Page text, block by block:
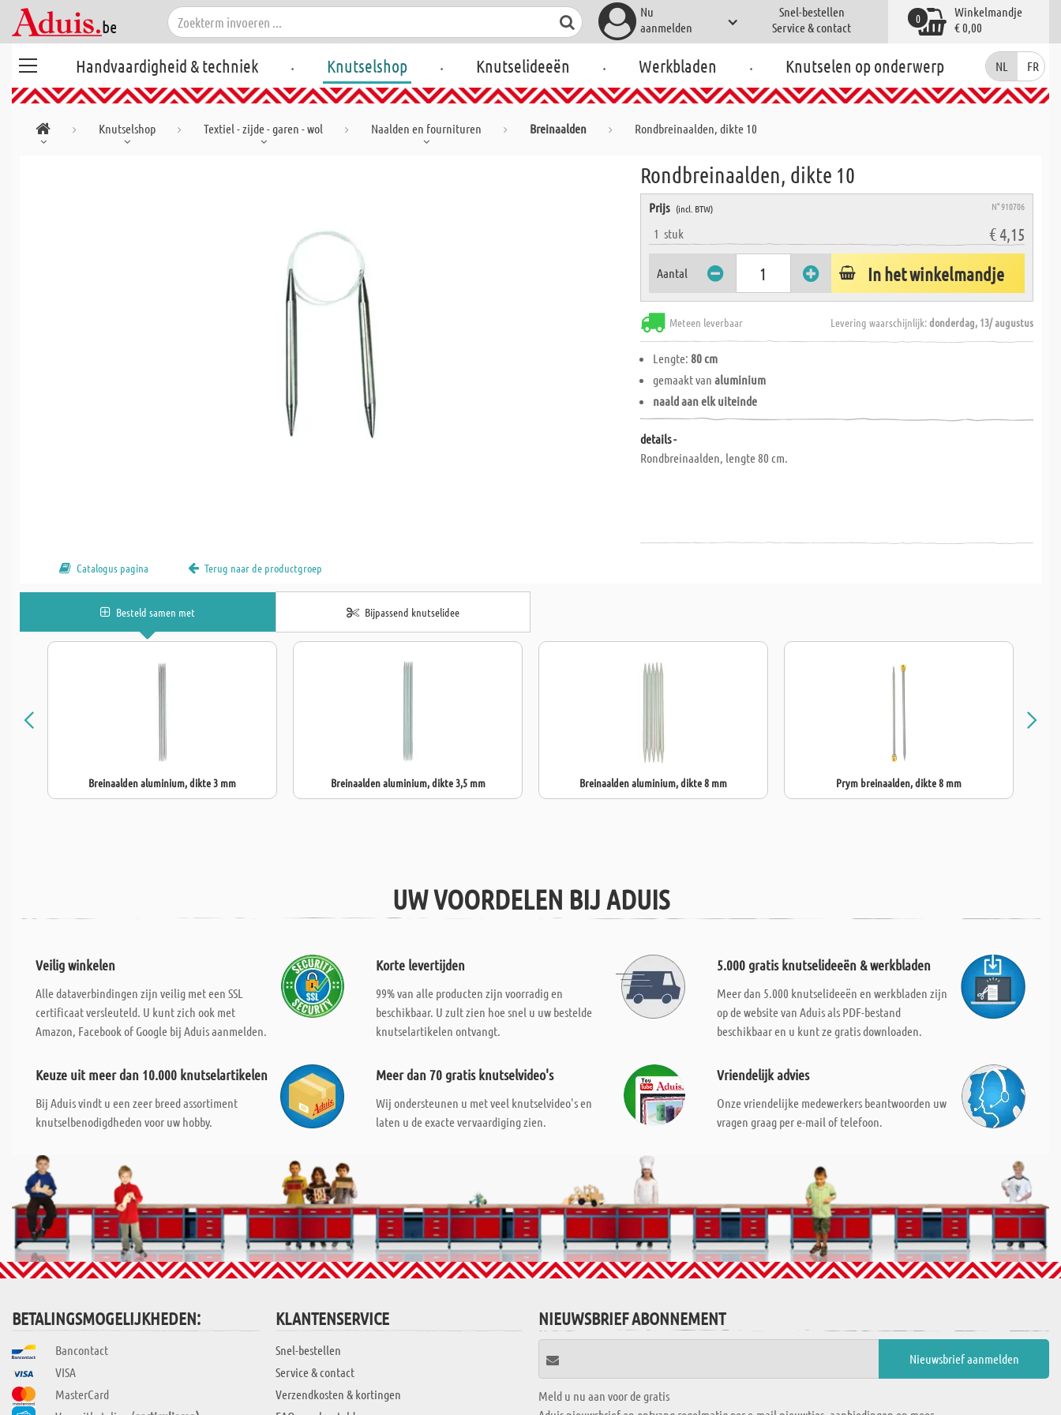
Nu
aanmelden
Snel-bestellen
Service & contact
Winkelmandje
€ 0,00
0
Handvaardigheid & techniek . Knutselshop . Knutselideeën . Werkbladen . Knutselen op onderwerp NL FR
Knutselshop Textiel - zijde - garen - wol Naalden en fournituren Breinaalden Rondbreinaalden, dikte 10
Rondbreinaalden, dikte 10
Prijs (incl. BTW) N° 910706
1stuk € 4,15
Aantal In het winkelmandje
Meteen leverbaar Levering waarschijnlijk:donderdag, 13/ augustus
Lengte:80 cm
gemaakt vanaluminium
naald aan elk uiteinde
details -
Rondbreinaalden, lengte 80 cm.
Catalogus pagina Terug naar de productgroep
Besteld samen met Bijpassend knutselidee
Breinaalden aluminium, dikte 3 mm Breinaalden aluminium, dikte 3,5 mm Breinaalden aluminium, dikte 8 mm Prym breinaalden, dikte 8 mm
UW VOORDELEN BIJ ADUIS
Veilig winkelen
Alle dataverbindingen zijn veilig met een SSL
certificaat versleuteld. U kunt zich ook met
Amazon, Facebook of Google bij Aduis aanmelden.
Korte levertijden
99% van alle producten zijn voorradig en
beschikbaar. U zult zien hoe snel u uw bestelde
knutselartikelen ontvangt.
5.000 gratis knutselideeën & werkbladen
Meer dan 5.000 knutselideeën en werkbladen zijn
op de website van Aduis als PDF-bestand
beschikbaar en u kunt ze gratis downloaden.
Keuze uit meer dan 10.000 knutselartikelen
Bij Aduis vindt u een zeer breed assortiment
knutselbenodigdheden voor uw hobby.
Meer dan 70 gratis knutselvideo's
Wij ondersteunen u met veel knutselvideo's en
laten u de exacte vervaardiging zien.
Vriendelijk advies
Onze vriendelijke medewerkers beantwoorden uw
vragen graag per e-mail of telefoon.
BETALINGSMOGELIJKHEDEN:
Bancontact
VISA
MasterCard
KLANTENSERVICE
Snel-bestellen
Service & contact
Verzendkosten & kortingen
NIEUWSBRIEF ABONNEMENT
Meld u nu aan voor de gratis